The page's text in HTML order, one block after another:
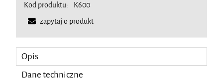
Kod produktu:
K600
zapytaj o produkt
Opis
Dane techniczne